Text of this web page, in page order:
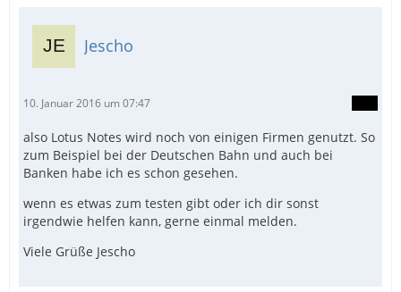
Jescho
10. Januar 2016 um 07:47
also Lotus Notes wird noch von einigen Firmen genutzt. So
zum Beispiel bei der Deutschen Bahn und auch bei
Banken habe ich es schon gesehen.
wenn es etwas zum testen gibt oder ich dir sonst
irgendwie helfen kann, gerne einmal melden.
Viele Grüße Jescho